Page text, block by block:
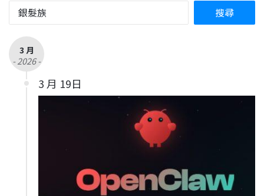
3 月
- 2026 -
3 月 19日